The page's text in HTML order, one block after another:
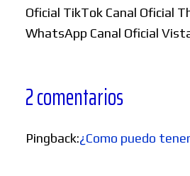
Oficial TikTok Canal Oficial
WhatsApp Canal Oficial
2 comentarios
Pingback:¿Como puedo